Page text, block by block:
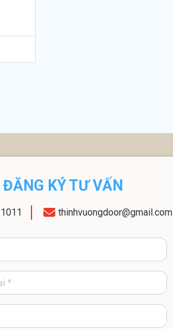
ĐĂNG KÝ TƯ VẤN
thinhvuongdoor@gmail.com